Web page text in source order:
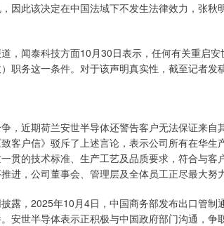
因此该决定在中国法域下不发生法律效力，张
闻泰科技方面10月30日表示，任何有关重启安
职务这一条件。对于该声明真实性，截至记者发
近期荷兰安世半导体还警告客户无法保证来自
客户信》驳斥了上述言论，表示公司所有在华
贯的技术标准、生产工艺及品质要求，符合与
进，公司董事会、管理层及全体员工正尽最大努
，2025年10月4日，中国商务部发布出口管制
安世半导体表示正积极与中国政府部门沟通，争